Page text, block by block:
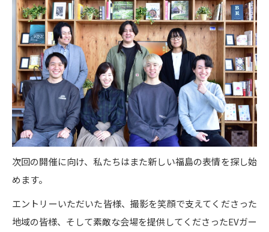
次回の開催に向け、私たちはまた新しい福島の表情を探し始
めます。
エントリーいただいた皆様、撮影を笑顔で支えてくださった
地域の皆様、そして素敵な会場を提供してくださったEVガー